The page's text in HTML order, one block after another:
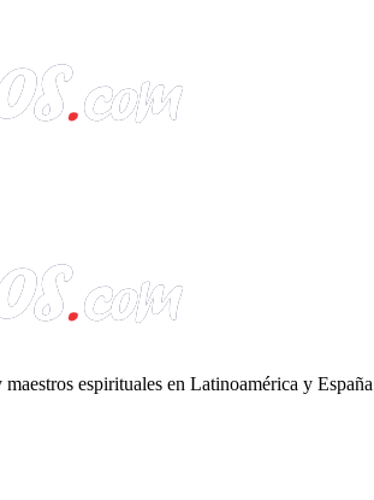
espirituales en Latinoamérica y